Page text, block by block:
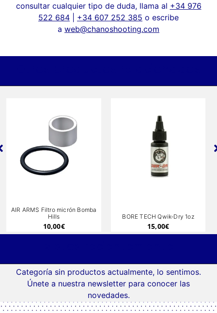
consultar cualquier tipo de duda, llama al +34 976
522 684
+34 607 252 385 o escribe
a web@chanoshooting.com
ARMS Filtro micrón Bomba
10,00€
BORE TECH Qwik-Dry 1oz
15,00€
Categoría sin productos actualmente, lo sentimos.
Únete a nuestra newsletter para conocer las
novedades.